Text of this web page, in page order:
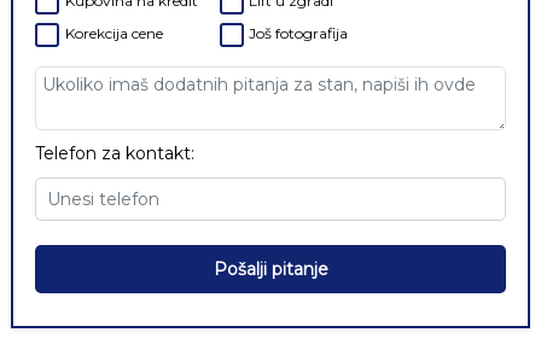
Korekcija cene
Još fotografija
Telefon za kontakt:
Pošalji pitanje